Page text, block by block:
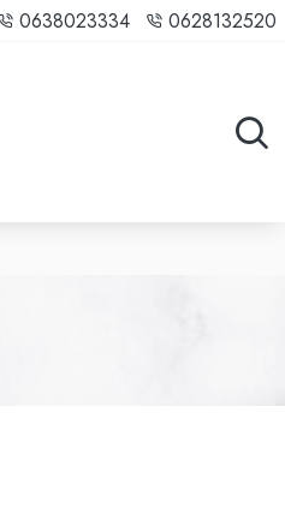
0638023334 0628132520